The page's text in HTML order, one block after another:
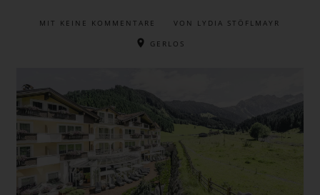
MIT KEINE KOMMENTARE VON LYDIA STÖFLMAYR
GERLOS